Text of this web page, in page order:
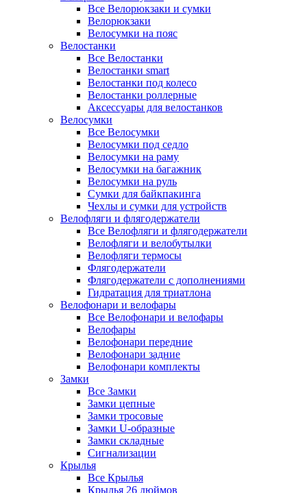
Все Велорюкзаки и сумки
Велорюкзаки
Велосумки на пояс
Велостанки
Все Велостанки
Велостанки smart
Велостанки под колесо
Велостанки роллерные
Аксессуары для велостанков
Велосумки
Все Велосумки
Велосумки под седло
Велосумки на раму
Велосумки на багажник
Велосумки на руль
Сумки для байкпакинга
Чехлы и сумки для устройств
Велофляги и флягодержатели
Все Велофляги и флягодержатели
Велофляги и велобутылки
Велофляги термосы
Флягодержатели
Флягодержатели с дополнениями
Гидратация для триатлона
Велофонари и велофары
Все Велофонари и велофары
Велофары
Велофонари передние
Велофонари задние
Велофонари комплекты
Замки
Все Замки
Замки цепные
Замки тросовые
Замки U-образные
Замки складные
Сигнализации
Крылья
Все Крылья
Крылья 26 дюймов